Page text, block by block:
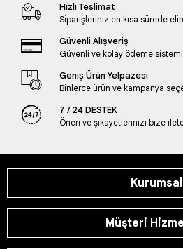
Hızlı Teslimat
Siparişleriniz en kısa sürede
Güvenli Alışveriş
Güvenli ve kolay ödeme sistemi
Geniş Ürün Yelpazesi
Binlerce ürün ve kampanya
7 / 24 DESTEK
Öneri ve şikayetlerinizi bize
Kurumsal
Müşteri